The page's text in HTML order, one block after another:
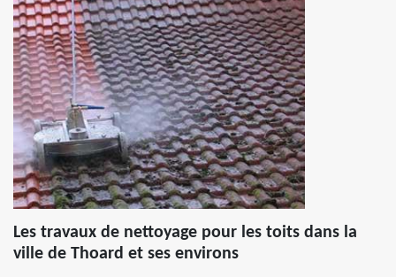
Les travaux de nettoyage pour les toits dans la
ville de Thoard et ses environs